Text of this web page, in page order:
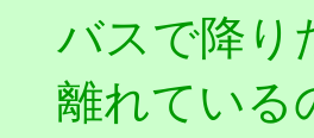
バスで降り
離れている